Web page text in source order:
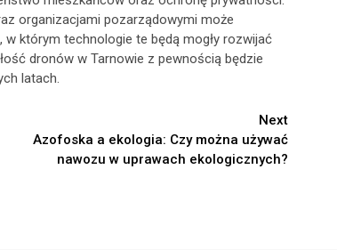
organizacjami pozarządowymi może
którym technologie te będą mogły rozwijać
dronów w Tarnowie z pewnością będzie
latach.
Next
Azofoska a ekologia: Czy można używać
nawozu w uprawach ekologicznych?